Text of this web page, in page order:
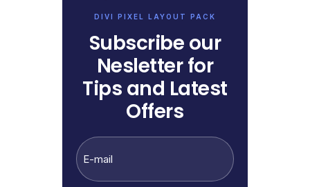
DIVI PIXEL LAYOUT PACK
Subscribe our
Nesletter for
Tips and Latest
Offers